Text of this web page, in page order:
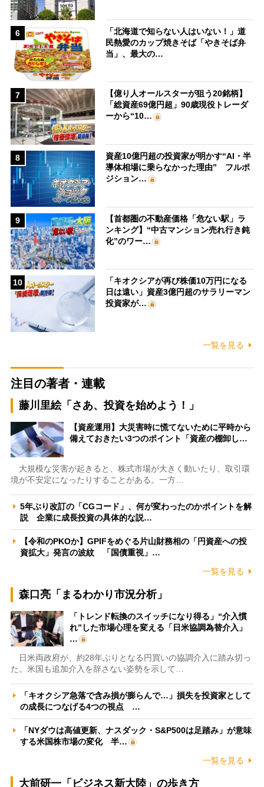
6
「北海道で知らない人はいない！」道
民熱愛のカップ焼きそば「やきそば弁
当」、最大の…
7
【億り人オールスターが狙う20銘柄】
「総資産69億円超」90歳現役トレーダ
ーから“10…
8
資産10億円超の投資家が明かす“AI・半
導体相場に乗らなかった理由” フルポ
ジション…
9
【首都圏の不動産価格「危ない駅」ラ
ンキング】“中古マンション売れ行き鈍
化”のワー…
10
「キオクシアが再び株価10万円になる
日は遠い」資産3億円超のサラリーマン
投資家が…
一覧を見る
注目の著者・連載
藤川里絵「さあ、投資を始めよう！」
【資産運用】大災害時に慌てないために平時から
備えておきたい3つのポイント「資産の棚卸し…
大規模な災害が起きると、株式市場が大きく動いたり、取引環
境が不安定になったりすることがある。一方…
5年ぶり改訂の「CGコード」、何が変わったのかポイントを解
説 企業に成長投資の具体的な説…
【令和のPKOか】GPIFをめぐる片山財務相の「円資産への投
資拡大」発言の波紋 「国債重視」…
一覧を見る
森口亮「まるわかり市況分析」
「トレンド転換のスイッチになり得る」“介入慣
れ”した市場心理を変える「日米協調為替介入」
…
日米両政府が、約28年ぶりとなる円買いの協調介入に踏み切っ
た。米国も追加介入を辞さない姿勢を示して…
「キオクシア急落で含み損が膨らんで…」損失を投資家として
の成長につなげる4つの視点 …
「NYダウは高値更新、ナスダック・S&P500は足踏み」が意味
する米国株市場の変化 半…
一覧を見る
大前研一「ビジネス新大陸」の歩き方